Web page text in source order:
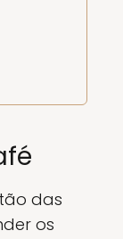
das
os